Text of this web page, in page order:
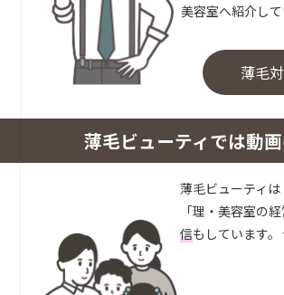
美容室へ紹介し
薄毛
薄毛ビューティでは動
薄毛ビューティは
「理・美容室の
信もしています。